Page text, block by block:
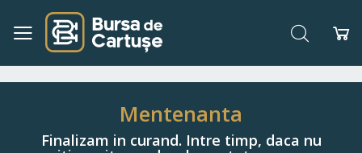
Navigați
Conținut
Căutare
Mentenanta
Finalizam in curand. Intre timp, daca nu